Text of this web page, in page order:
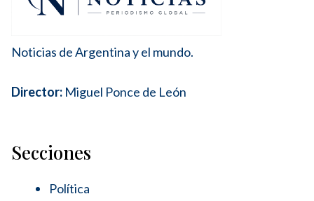
Noticias de Argentina y el mundo.
Director: Miguel Ponce de León
Secciones
Política